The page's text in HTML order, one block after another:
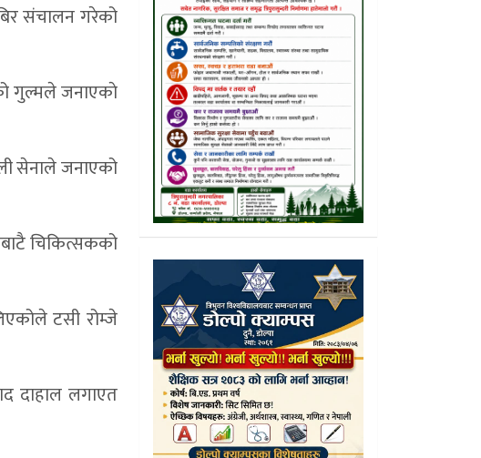
संचालन गरेको
गुल्मले जनाएकाे
सेनाले जनाएको
चिकित्सकको
टसी रोम्जे
दाहाल लगाएत